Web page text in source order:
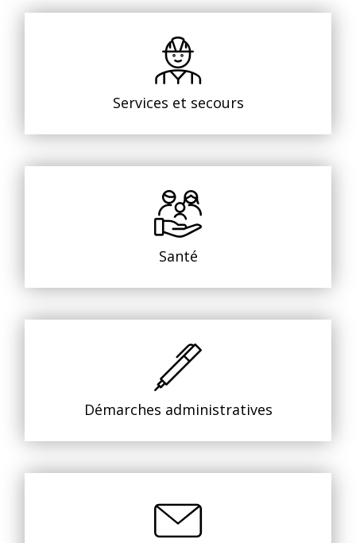
Services et secours
Santé
Démarches administratives